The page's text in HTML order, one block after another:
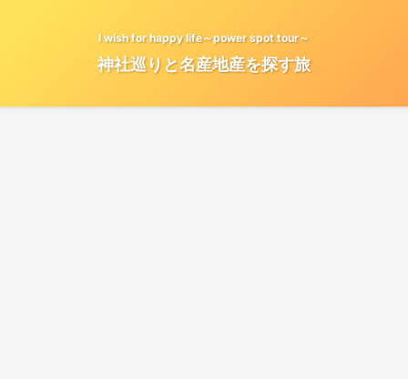
I wish for happy life～power spot tour～
神社巡りと名産地産を探す旅